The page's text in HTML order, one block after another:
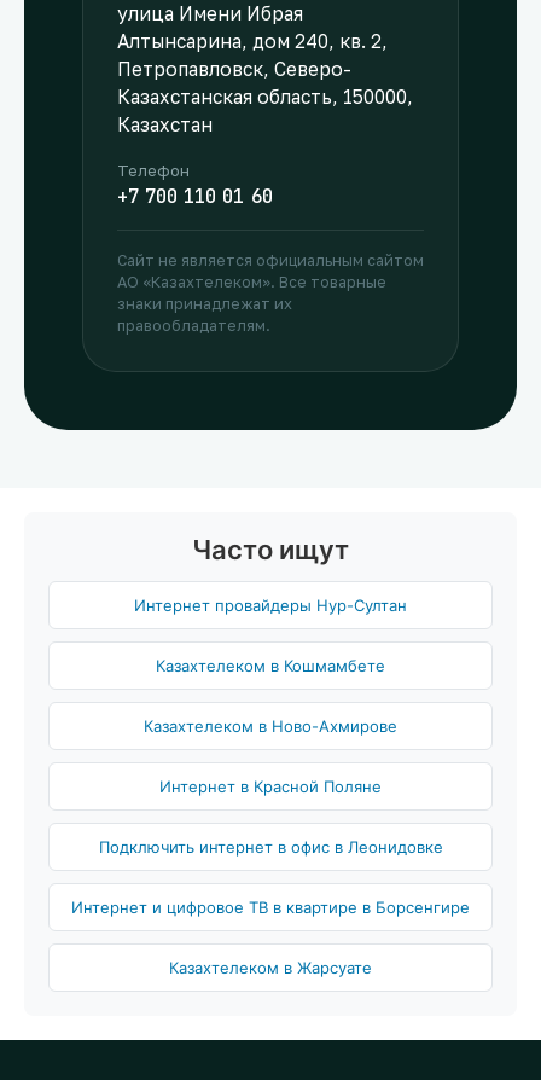
улица Имени Ибрая
Алтынсарина, дом 240, кв. 2,
Петропавловск, Северо-
Казахстанская область, 150000,
Казахстан
Телефон
+7 700 110 01 60
Сайт не является официальным сайтом
АО «Казахтелеком». Все товарные
знаки принадлежат их
правообладателям.
Часто ищут
Интернет провайдеры Нур-Султан
Казахтелеком в Кошмамбете
Казахтелеком в Ново-Ахмирове
Интернет в Красной Поляне
Подключить интернет в офис в Леонидовке
Интернет и цифровое ТВ в квартире в Борсенгире
Казахтелеком в Жарсуате